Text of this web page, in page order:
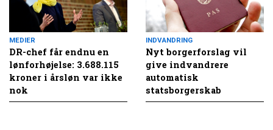
MEDIER
DR-chef får endnu en
lønforhøjelse: 3.688.115
kroner i årsløn var ikke
nok
INDVANDRING
Nyt borgerforslag vil
give indvandrere
automatisk
statsborgerskab